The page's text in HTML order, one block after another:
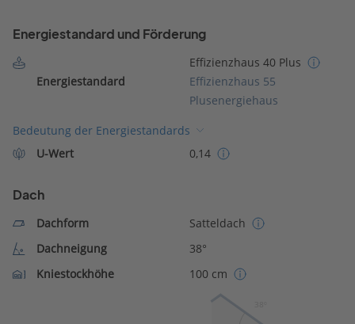
Energiestandard und Förderung
Energiestandard
Effizienzhaus 40 Plus
Effizienzhaus 55
Plusenergiehaus
Bedeutung der Energiestandards
U-Wert
0,14
Dach
Dachform
Satteldach
Dachneigung
38°
Kniestockhöhe
100 cm